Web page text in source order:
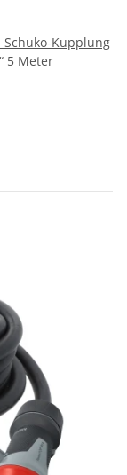
Schuko-Kupplung
5 Meter